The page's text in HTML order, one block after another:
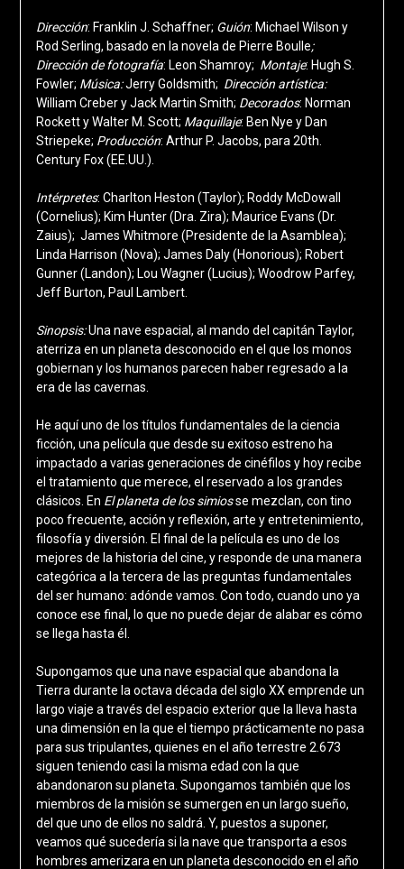
Dirección: Franklin J. Schaffner; Guión: Michael Wilson y
Rod Serling, basado en la novela de Pierre Boulle;
Direcciónde fotografía: Leon Shamroy; Montaje: Hugh S.
Fowler; Música:Jerry Goldsmith; Dirección artística:
William Creber y Jack Martin Smith; Decorados: Norman
Rockett y Walter M. Scott; Maquillaje: Ben Nye y Dan
Striepeke; Producción: Arthur P. Jacobs, para 20th.
Century Fox (EE.UU.).
Intérpretes: Charlton Heston (Taylor); Roddy McDowall
(Cornelius); Kim Hunter (Dra. Zira); Maurice Evans (Dr.
Zaius); James Whitmore (Presidente de la Asamblea);
Linda Harrison (Nova); James Daly (Honorious); Robert
Gunner (Landon); Lou Wagner (Lucius); Woodrow Parfey,
Jeff Burton, Paul Lambert.
Sinopsis:Una nave espacial, al mando del capitán Taylor,
aterriza en un planeta desconocido en el que los monos
gobiernan y los humanos parecen haber regresado a la
era de las cavernas.
He aquí uno de los títulos fundamentales de la ciencia
ficción, una película que desde su exitoso estreno ha
impactado a varias generaciones de cinéfilos y hoy recibe
el tratamiento que merece, el reservado a los grandes
clásicos. En El planeta de los simiosse mezclan, con tino
poco frecuente, acción y reflexión, arte y entretenimiento,
filosofía y diversión. El final de la película es uno de los
mejores de la historia del cine, y responde de una manera
categórica a la tercera de las preguntas fundamentales
del ser humano: adónde vamos. Con todo, cuando uno ya
conoce ese final, lo que no puede dejar de alabar es cómo
se llega hasta él.
Supongamos que una nave espacial que abandona la
Tierra durante la octava década del siglo XX emprende un
largo viaje a través del espacio exterior que la lleva hasta
una dimensión en la que el tiempo prácticamente no pasa
para sus tripulantes, quienes en el año terrestre 2.673
siguen teniendo casi la misma edad con la que
abandonaron su planeta. Supongamos también que los
miembros de la misión se sumergen en un largo sueño,
del que uno de ellos no saldrá. Y, puestos a suponer,
veamos qué sucedería si la nave que transporta a esos
hombres amerizara en un planeta desconocido en el año